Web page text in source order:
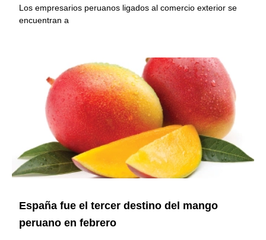
Los empresarios peruanos ligados al comercio exterior se
encuentran a
España fue el tercer destino del mango
peruano en febrero